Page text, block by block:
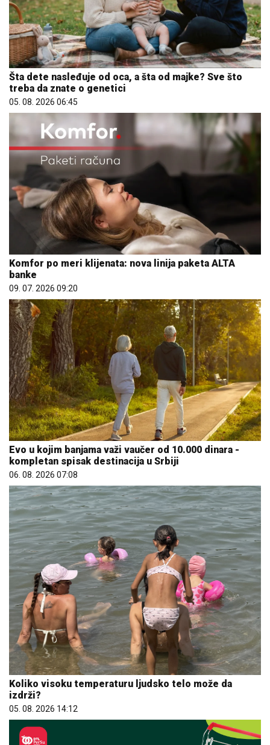
Šta dete nasleđuje od oca, a šta od majke? Sve što
treba da znate o genetici
05. 08. 2026 06:45
Komfor po meri klijenata: nova linija paketa ALTA
banke
09. 07. 2026 09:20
Evo u kojim banjama važi vaučer od 10.000 dinara -
kompletan spisak destinacija u Srbiji
06. 08. 2026 07:08
Koliko visoku temperaturu ljudsko telo može da
izdrži?
05. 08. 2026 14:12